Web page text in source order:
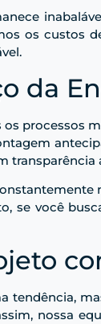
os
da
processos
transparência
se você
tendência,
nossa